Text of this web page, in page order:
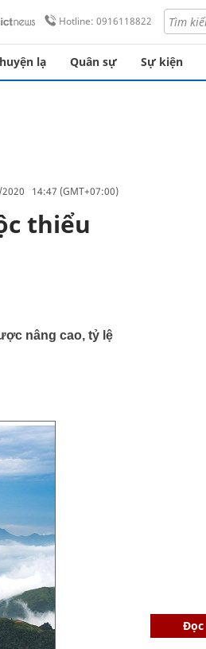
Hotline: 0916118822
lạ Quân sự Sự kiện
14:47 (GMT+07:00)
thiểu
nâng cao, tỷ lệ
Đọc